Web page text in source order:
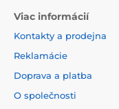
Viac informácií
Kontakty a prodejna
Reklamácie
Doprava a platba
O společnosti